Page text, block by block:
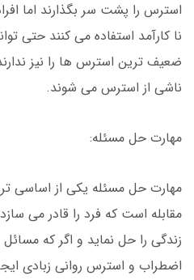
استرس را پشت سر بگذارند اما
نا کارآمد استفاده می کنند حتی
ضعیف ترین استرس ها را نیز
ناشی از استرس می شوند.
مهارت حل مسئله:
مهارت حل مسئله یکی از اساسی
مقابله است که فرد را قادر می
زندگی را حل نماید و اگر که
اضطراب و استرس روانی زبادی